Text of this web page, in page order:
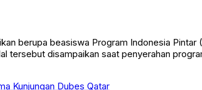
berupa beasiswa Program Indonesia
tersebut disampaikan saat penyerahan